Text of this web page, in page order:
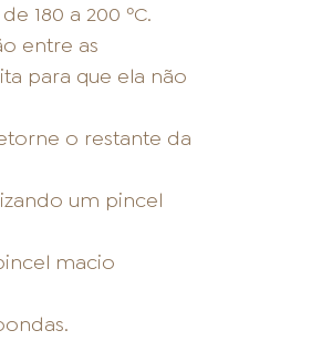
180 a 200 ºC.
entre as
para que ela não
o restante da
um pincel
macio